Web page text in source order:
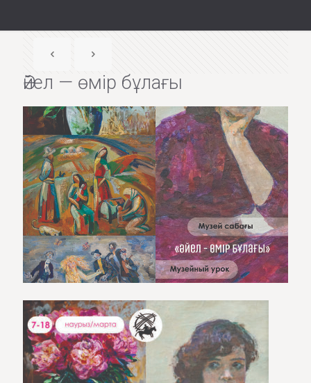
Әйел — өмір бұлағы